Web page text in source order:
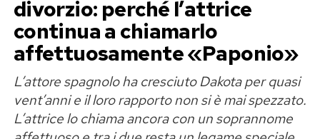
seguirla in bagno, lontano dalle telecamere.
Lory aveva rifiutato con decisione, arrivando a
minacciare di lasciare il programma il giorno
successivo.
Il commento apprezzato dal
divorzio: perché l’attrice
continua a chiamarlo
affettuosamente «Paponio»
L’attore spagnolo ha cresciuto Dakota per quasi
vent’anni e il loro rapporto non si è mai spezzato.
L’attrice lo chiama ancora con un soprannome